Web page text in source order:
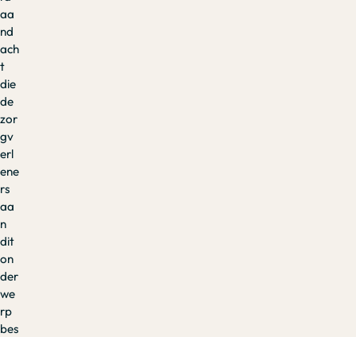
aa
nd
ach
t
die
de
zor
gv
erl
ene
rs
aa
n
dit
on
der
we
rp
bes